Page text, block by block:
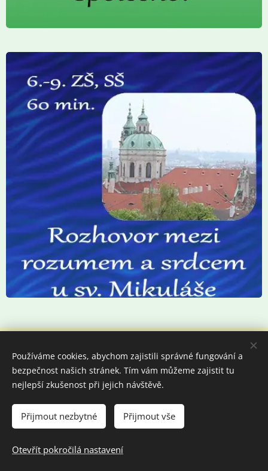
Tematické programy ve
vybraných pražských
kostelech:
Programy jsou uspořádány v řadách pod sebou podle kostelů,
Používáme cookies, abychom zajistili správné fungování a
bezpečnost našich stránek. Tím vám můžeme zajistit tu
nejlepší zkušenost při jejich návštěvě.
Přijmout nezbytné Přijmout vše
Otevřít pokročilá nastavení